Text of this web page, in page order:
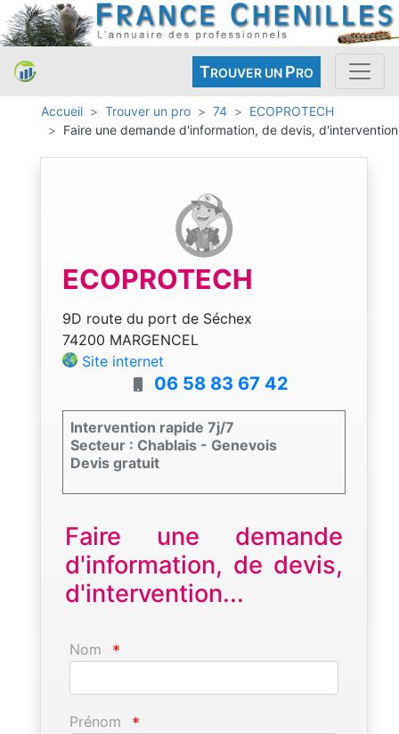
TROUVER UN PRO
Accueil Trouver un pro 74
ECOPROTECH
Faire une demande d'information, de devis, d'intervention
ECOPROTECH
9D route du port de Séchex
74200 MARGENCEL
Site internet
06 58 83 67 42
Intervention rapide 7j/7
Secteur : Chablais - Genevois
Devis gratuit
Faire une demande
d'information, de devis,
d'intervention...
Nom *
Prénom *